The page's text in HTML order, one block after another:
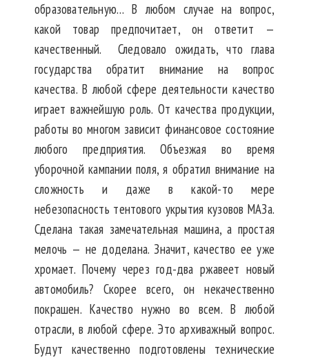
образовательную… В любом случае на вопрос,
какой товар предпочитает, он ответит —
качественный. Следовало ожидать, что глава
государства обратит внимание на вопрос
качества. В любой сфере деятельности качество
играет важнейшую роль. От качества продукции,
работы во многом зависит финансовое состояние
любого предприятия. Объезжая во время
уборочной кампании поля, я обратил внимание на
сложность и даже в какой-то мере
небезопасность тентового укрытия кузовов МАЗа.
Сделана такая замечательная машина, а простая
мелочь — не доделана. Значит, качество ее уже
хромает. Почему через год-два ржавеет новый
автомобиль? Скорее всего, он некачественно
покрашен. Качество нужно во всем. В любой
отрасли, в любой сфере. Это архиважный вопрос.
Будут качественно подготовлены технические